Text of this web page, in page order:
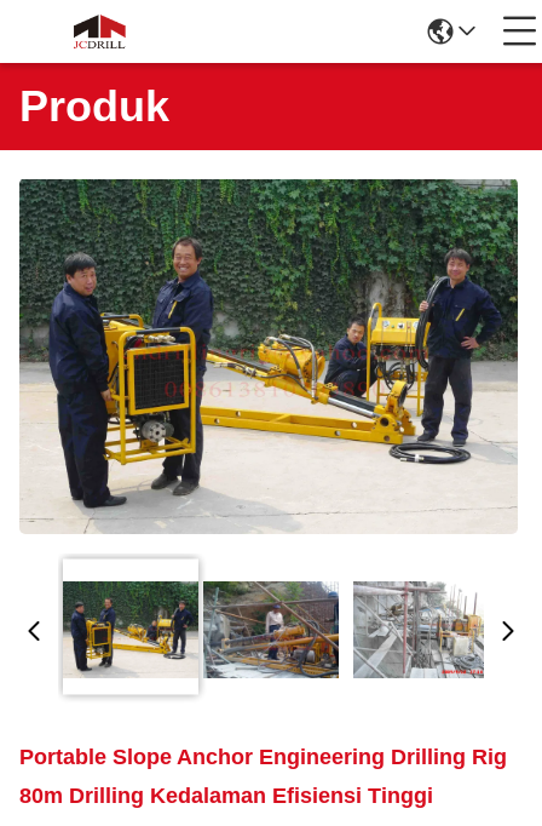
Produk
Portable Slope Anchor Engineering Drilling Rig
80m Drilling Kedalaman Efisiensi Tinggi